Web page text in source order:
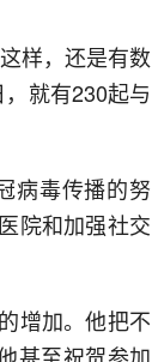
样，还是有数
就有230起与
病毒传播的努
院和加强社交
增加。他把不
甚至祝贺参加